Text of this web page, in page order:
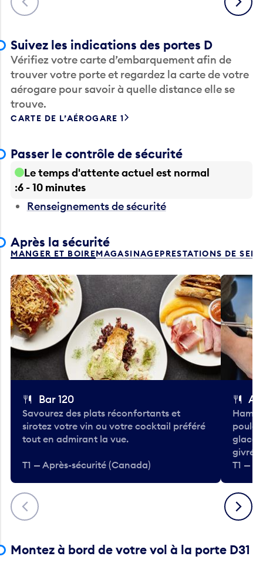
Vérifiez votre carte d’embarquement afin de
trouver votre porte et regardez la carte de votre
aérogare pour savoir à quelle distance elle se
trouve.
CARTE DE L’AÉROGARE 1
Le temps d'attente actuel est normal
6 - 10 minutes
Renseignements de sécurité
MANGER ET BOIREMAGASINAGE
Précédent
Savourez des plats réconfortants et
sirotez votre vin ou votre cocktail préféré
tout en admirant la vue.
poulet
T1 —
Suivant